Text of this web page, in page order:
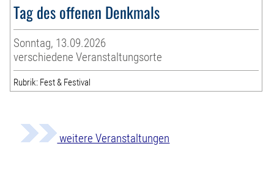
Tag des offenen Denkmals
Sonntag, 13.09.2026
verschiedene Veranstaltungsorte
Rubrik: Fest & Festival
weitere Veranstaltungen